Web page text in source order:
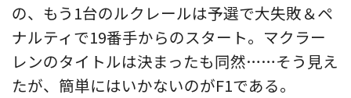
の、もう1台のルクレールは予選で大失敗＆ペ
ナルティで19番手からのスタート。マクラー
レンのタイトルは決まったも同然……そう見え
たが、簡単にはいかないのがF1である。